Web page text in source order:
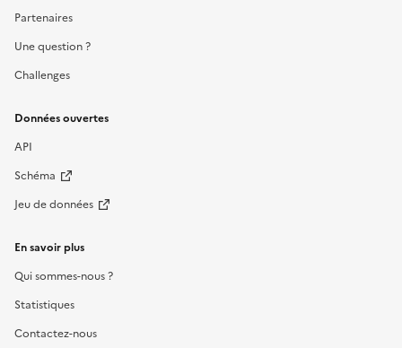
Partenaires
Une question ?
Challenges
Données ouvertes
API
Schéma
Jeu de données
En savoir plus
Qui sommes-nous ?
Statistiques
Contactez-nous